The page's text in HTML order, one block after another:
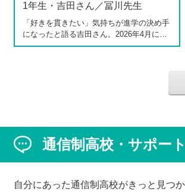
1年生・吉田さん／冨川先生
「好きを貫きたい」気持ちが進学の決め手
になったと語る吉田さん。2026年4月に新
しく開校した飛鳥未来きぼう高等学校 柏
は、日々の何気ない会話や行事を通じて育
まれた、先生と生徒の温かな信頼関係もう
通信制高校・サポー
自分にあった通信制高校がきっと見つ